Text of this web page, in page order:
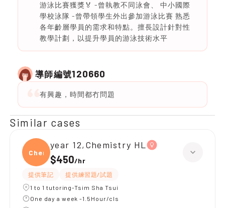
游泳比賽獲獎🏅 -曾執教不同泳會、 中小國際
學校泳隊 -曾帶領學生外出參加游泳比賽 熟悉
各年齡層學員的需求和特點。擅長設計針對性
教學計劃，以提升學員的游泳技術水平
導師編號120660
有興趣，時間都冇問題
Similar cases
Chemi
year 12,Chemistry HL
$450/hr
提供筆記
提供練習題/試題
1 to 1 tutoring-Tsim Sha Tsui
One day a week -1.5Hour/cls